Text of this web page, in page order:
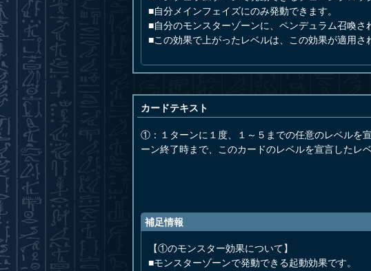
■自分メインフェイズにのみ発動できます。
■自分のモンスターゾーンに、ペンデュラム召喚さ
■この効果で上がったレベルは、この効果が適用さ
カードテキスト
①：１ターンに１度、１～５までの任意のレベルを
ーン終了時まで、このカードのレベルを宣言したレ
補足情報
【①のモンスター効果について】
■モンスターゾーンで発動できる起動効果です。